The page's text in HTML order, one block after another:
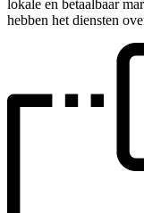
lokale en betaalbaar
hebben het diensten